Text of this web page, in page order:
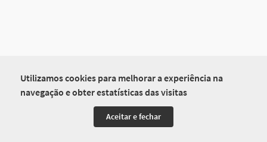
Utilizamos cookies para melhorar a experiência na
navegação e obter estatísticas das visitas
Aceitar e fechar